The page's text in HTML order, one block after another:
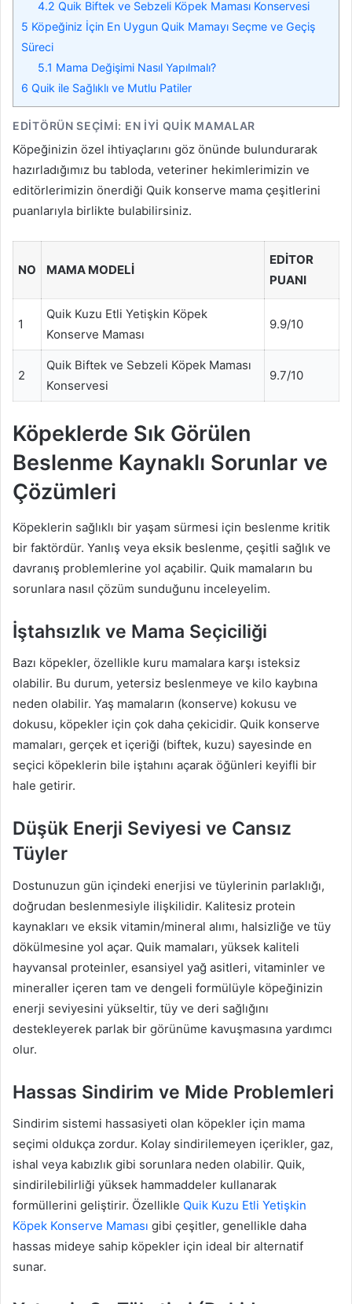
4.2 Quik Biftek ve Sebzeli Köpek Maması Konservesi
5 Köpeğiniz İçin En Uygun Quik Mamayı Seçme ve Geçiş
Süreci
5.1 Mama Değişimi Nasıl Yapılmalı?
6 Quik ile Sağlıklı ve Mutlu Patiler
EDITÖRÜN SEÇIMI: EN İYI QUIK MAMALAR
Köpeğinizin özel ihtiyaçlarını göz önünde bulundurarak
hazırladığımız bu tabloda, veteriner hekimlerimizin ve
editörlerimizin önerdiği Quik konserve mama çeşitlerini
puanlarıyla birlikte bulabilirsiniz.
NO MAMA MODELI
EDITOR
PUANI
1
Quik Kuzu Etli Yetişkin Köpek
Konserve Maması
9.9/10
2
Quik Biftek ve Sebzeli Köpek Maması
Konservesi
9.7/10
Köpeklerde Sık Görülen
Beslenme Kaynaklı Sorunlar ve
Çözümleri
Köpeklerin sağlıklı bir yaşam sürmesi için beslenme kritik
bir faktördür. Yanlış veya eksik beslenme, çeşitli sağlık ve
davranış problemlerine yol açabilir. Quik mamaların bu
sorunlara nasıl çözüm sunduğunu inceleyelim.
İştahsızlık ve Mama Seçiciliği
Bazı köpekler, özellikle kuru mamalara karşı isteksiz
olabilir. Bu durum, yetersiz beslenmeye ve kilo kaybına
neden olabilir. Yaş mamaların (konserve) kokusu ve
dokusu, köpekler için çok daha çekicidir. Quik konserve
mamaları, gerçek et içeriği (biftek, kuzu) sayesinde en
seçici köpeklerin bile iştahını açarak öğünleri keyifli bir
hale getirir.
Düşük Enerji Seviyesi ve Cansız
Tüyler
Dostunuzun gün içindeki enerjisi ve tüylerinin parlaklığı,
doğrudan beslenmesiyle ilişkilidir. Kalitesiz protein
kaynakları ve eksik vitamin/mineral alımı, halsizliğe ve tüy
dökülmesine yol açar. Quik mamaları, yüksek kaliteli
hayvansal proteinler, esansiyel yağ asitleri, vitaminler ve
mineraller içeren tam ve dengeli formülüyle köpeğinizin
enerji seviyesini yükseltir, tüy ve deri sağlığını
destekleyerek parlak bir görünüme kavuşmasına yardımcı
olur.
Hassas Sindirim ve Mide Problemleri
Sindirim sistemi hassasiyeti olan köpekler için mama
seçimi oldukça zordur. Kolay sindirilemeyen içerikler, gaz,
ishal veya kabızlık gibi sorunlara neden olabilir. Quik,
sindirilebilirliği yüksek hammaddeler kullanarak
formüllerini geliştirir. Özellikle Quik Kuzu Etli Yetişkin
Köpek Konserve Maması gibi çeşitler, genellikle daha
hassas mideye sahip köpekler için ideal bir alternatif
sunar.